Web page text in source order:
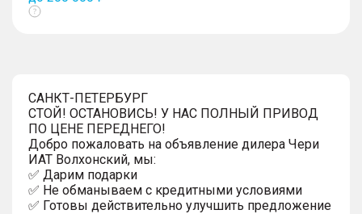
Показать
САНКТ-ПЕТЕРБУРГ
СТОЙ! ОСТАНОВИСЬ! У НАС ПОЛНЫЙ ПРИВОД
ПО ЦЕНЕ ПЕРЕДНЕГО!
Добро пожаловать на объявление дилера Чери
ИАТ Волхонский, мы:
✅ Дарим подарки
✅ Не обманываем с кредитными условиями
✅ Готовы действительно улучшить предложение